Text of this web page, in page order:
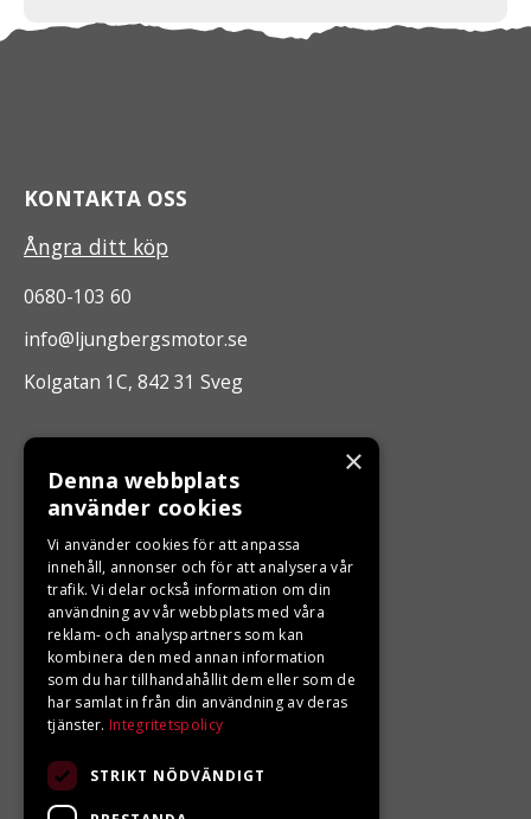
KONTAKTA OSS
Ångra ditt köp
0680-103 60
info@ljungbergsmotor.se
Kolgatan 1C, 842 31 Sveg
ÖPPETTIDER
Måndag - Fredag 10.00 -17.00
LJUNGBERGS MOTOR
Din BRP återförsäljare i Sveg!
×
Denna webbplats
använder cookies
Vi använder cookies för att anpassa
innehåll, annonser och för att analysera vår
trafik. Vi delar också information om din
användning av vår webbplats med våra
reklam- och analyspartners som kan
kombinera den med annan information
som du har tillhandahållit dem eller som de
har samlat in från din användning av deras
tjänster. Integritetspolicy
STRIKT NÖDVÄNDIGT